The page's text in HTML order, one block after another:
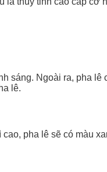
sáng. Ngoài ra, pha lê
lê.
pha lê sẽ có màu